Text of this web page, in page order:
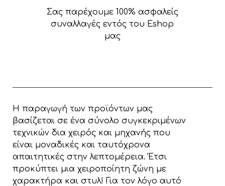
Σας παρέχουμε 100% ασφαλείς
συναλλαγές εντός του Eshop
μας
Η παραγωγή των προϊόντων μας
βασίζεται σε ένα σύνολο συγκεκριμένων
τεχνικών δια χειρός και μηχανής που
είναι μοναδικές και ταυτόχρονα
απαιτητικές στην λεπτομέρεια. Έτσι
προκύπτει μια χειροποίητη ζώνη με
χαρακτήρα και στυλ! Για τον λόγο αυτό